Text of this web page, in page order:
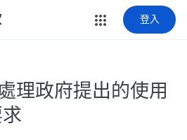
登入
理政府提出的使用